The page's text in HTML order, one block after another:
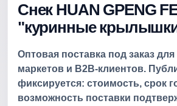
Снек HUAN GPENG
"куринные
Оптовая поставка под заказ
маркетов и B2B-клиентов.
фиксируется: стоимость, срок
возможность поставки